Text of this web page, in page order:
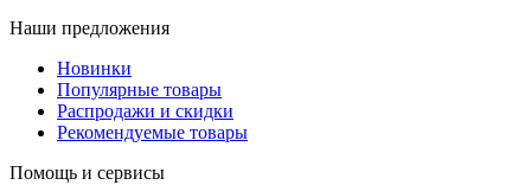
Наши предложения
Новинки
Популярные товары
Распродажи и скидки
Рекомендуемые товары
Помощь и сервисы